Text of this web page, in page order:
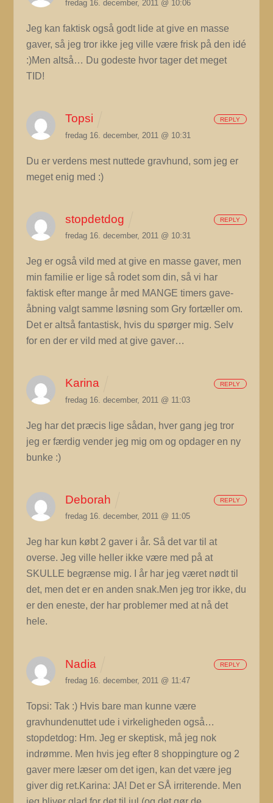
fredag 16. december, 2011 @ 10:06
Jeg kan faktisk også godt lide at give en masse
gaver, så jeg tror ikke jeg ville være frisk på den idé
:)Men altså… Du godeste hvor tager det meget
TID!
Topsi
fredag 16. december, 2011 @ 10:31
Du er verdens mest nuttede gravhund, som jeg er
meget enig med :)
REPLY
stopdetdog
fredag 16. december, 2011 @ 10:31
Jeg er også vild med at give en masse gaver, men
min familie er lige så rodet som din, så vi har
faktisk efter mange år med MANGE timers gave-
åbning valgt samme løsning som Gry fortæller om.
Det er altså fantastisk, hvis du spørger mig. Selv
for en der er vild med at give gaver…
REPLY
Karina
fredag 16. december, 2011 @ 11:03
Jeg har det præcis lige sådan, hver gang jeg tror
jeg er færdig vender jeg mig om og opdager en ny
bunke :)
REPLY
Deborah
fredag 16. december, 2011 @ 11:05
Jeg har kun købt 2 gaver i år. Så det var til at
overse. Jeg ville heller ikke være med på at
SKULLE begrænse mig. I år har jeg været nødt til
det, men det er en anden snak.Men jeg tror ikke, du
er den eneste, der har problemer med at nå det
hele.
REPLY
Nadia
fredag 16. december, 2011 @ 11:47
Topsi: Tak :) Hvis bare man kunne være
gravhundenuttet ude i virkeligheden også…
stopdetdog: Hm. Jeg er skeptisk, må jeg nok
indrømme. Men hvis jeg efter 8 shoppingture og 2
gaver mere læser om det igen, kan det være jeg
giver dig ret.Karina: JA! Det er SÅ irriterende. Men
REPLY